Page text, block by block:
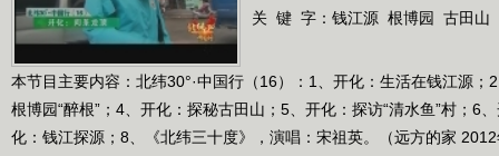
关 键 字： 钱江源 根博园 古田山
本节目主要内容：北纬30°·中国行（16）：1、开化：生活在钱江源；
根博园“醉根”；4、开化：探秘古田山；5、开化：探访“清水鱼”村；6
化：钱江探源；8、《北纬三十度》，演唱：宋祖英。（远方的家